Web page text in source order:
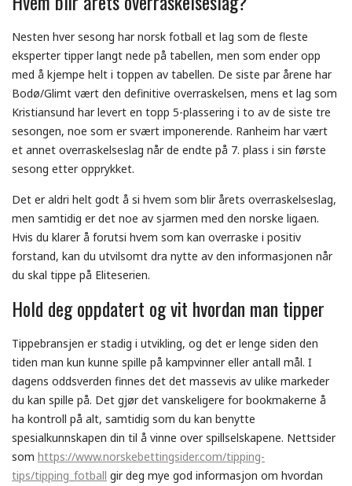
Nesten hver sesong har norsk fotball et lag som de fleste
eksperter tipper langt nede på tabellen, men som ender opp
med å kjempe helt i toppen av tabellen. De siste par årene har
Bodø/Glimt vært den definitive overraskelsen, mens et lag som
Kristiansund har levert en topp 5-plassering i to av de siste tre
sesongen, noe som er svært imponerende. Ranheim har vært
et annet overraskelseslag når de endte på 7. plass i sin første
sesong etter opprykket.
Det er aldri helt godt å si hvem som blir årets overraskelseslag,
men samtidig er det noe av sjarmen med den norske ligaen.
Hvis du klarer å forutsi hvem som kan overraske i positiv
forstand, kan du utvilsomt dra nytte av den informasjonen når
du skal tippe på Eliteserien.
Hold deg oppdatert og vit hvordan man tipper
Tippebransjen er stadig i utvikling, og det er lenge siden den
tiden man kun kunne spille på kampvinner eller antall mål. I
dagens oddsverden finnes det det massevis av ulike markeder
du kan spille på. Det gjør det vanskeligere for bookmakerne å
ha kontroll på alt, samtidig som du kan benytte
spesialkunnskapen din til å vinne over spillselskapene. Nettsider
som https://www.norskebettingsider.com/tipping-
tips/tipping_fotball gir deg mye god informasjon om hvordan